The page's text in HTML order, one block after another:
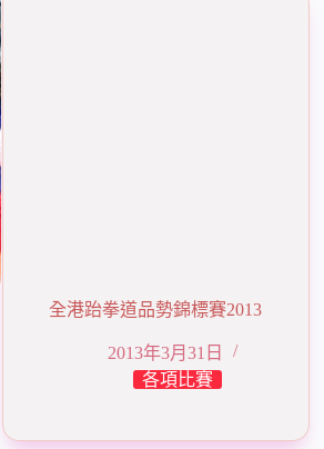
全港跆拳道品勢錦標賽2013
2013年3月31日
各項比賽